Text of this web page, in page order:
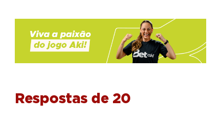
Respostas de 20